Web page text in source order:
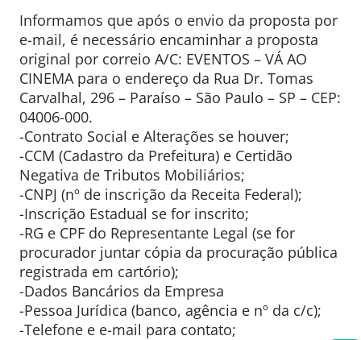
Informamos que após o envio da proposta por
e-mail, é necessário encaminhar a proposta
original por correio A/C: EVENTOS – VÁ AO
CINEMA para o endereço da Rua Dr. Tomas
Carvalhal, 296 – Paraíso – São Paulo – SP – CEP:
04006-000.
-Contrato Social e Alterações se houver;
-CCM (Cadastro da Prefeitura) e Certidão
Negativa de Tributos Mobiliários;
-CNPJ (nº de inscrição da Receita Federal);
-Inscrição Estadual se for inscrito;
-RG e CPF do Representante Legal (se for
procurador juntar cópia da procuração pública
registrada em cartório);
-Dados Bancários da Empresa
-Pessoa Jurídica (banco, agência e nº da c/c);
-Telefone e e-mail para contato;